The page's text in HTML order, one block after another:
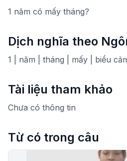
1 năm có mấy tháng?
Dịch nghĩa theo
1 | năm | tháng | mấy | biểu
Tài liệu tham khảo
Chưa có thông tin
Từ có trong câu